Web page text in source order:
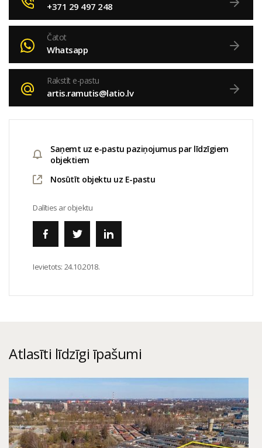
+371 29 497 248
Čatot
Whatsapp
Rakstīt e-pastu
artis.ramutis@latio.lv
Saņemt uz e-pastu paziņojumus par līdzīgiem
objektiem
Nosūtīt objektu uz E-pastu
Dalīties ar objektu
Ievietots: 24.10.2018.
Atlasīti līdzīgi īpašumi